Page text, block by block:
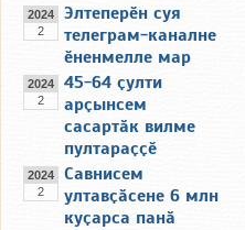
2024
2
Элтеперӗн суя
телеграм-каналне
ӗненмелле мар
2024
2
45-64 ҫулти
арҫынсем
сасартӑк вилме
пултараҫҫӗ
2024
2
Савнисем
ултавҫӑсене 6 млн
куҫарса панӑ